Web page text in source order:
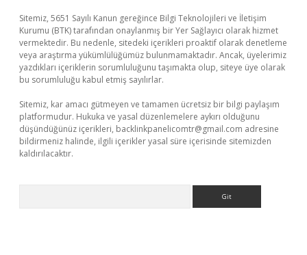
Sitemiz, 5651 Sayılı Kanun gereğince Bilgi Teknolojileri ve İletişim
Kurumu (BTK) tarafından onaylanmış bir Yer Sağlayıcı olarak hizmet
vermektedir. Bu nedenle, sitedeki içerikleri proaktif olarak denetleme
veya araştırma yükümlülüğümüz bulunmamaktadır. Ancak, üyelerimiz
yazdıkları içeriklerin sorumluluğunu taşımakta olup, siteye üye olarak
bu sorumluluğu kabul etmiş sayılırlar.
Sitemiz, kar amacı gütmeyen ve tamamen ücretsiz bir bilgi paylaşım
platformudur. Hukuka ve yasal düzenlemelere aykırı olduğunu
düşündüğünüz içerikleri, backlinkpanelicomtr@gmail.com adresine
bildirmeniz halinde, ilgili içerikler yasal süre içerisinde sitemizden
kaldırılacaktır.